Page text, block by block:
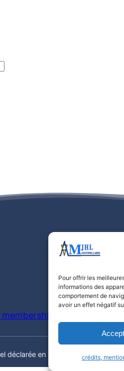
Pour offrir les
informations des
comportement de
avoir un effet négatif
crédits,
level.
déclarée en préfecture de l’Hérault